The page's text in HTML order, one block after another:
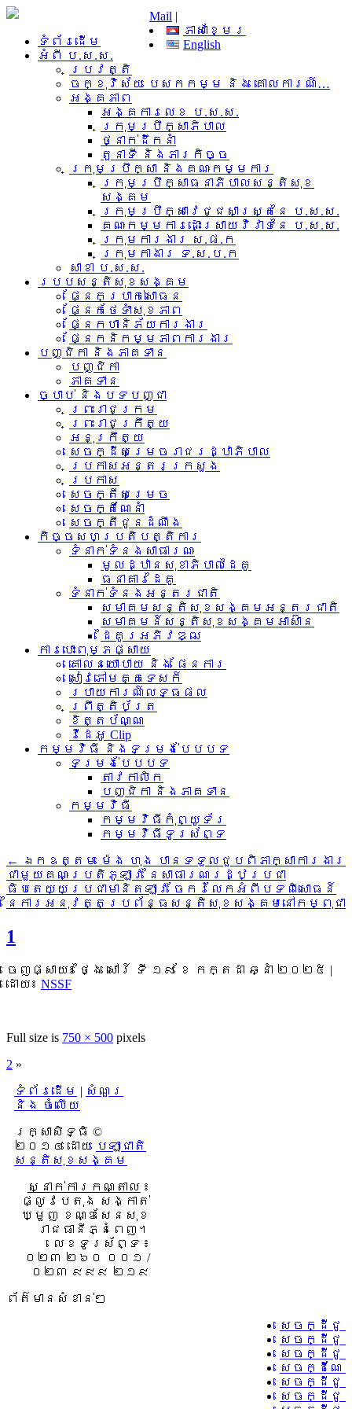
Mail |
ភាសាខ្មែរ
English
ទំព័រដើម
អំពី​ ប.ស.ស.
ប្រវត្តិ
ចក្ខុវិស័យ បេសកកម្ម និង គោលការណ៍…
អង្គភាព
អង្គការលេខ ប.ស.ស.
ក្រុមប្រឹក្សាភិបាល
ថ្នាក់ដឹកនាំ
តួនាទី និងភារកិច្ច
ក្រុមប្រឹក្សា និងគណៈកម្មការ
ក្រុមប្រឹក្សាធនាភិបាលសន្តិសុខ
សង្គម
ក្រុមប្រឹក្សាវេជ្ជសាស្រ្តនៃ ប.ស.ស.
គណៈកម្មការដោះស្រាយវិវាទនៃ ប.ស.ស.
ក្រុមការងារ​ ស.ផ.ក
ក្រុមកាងារ ទ.ស.ប.ក
សាខា ប.ស.ស.
របបសន្តិសុខសង្គម
ផ្នែកប្រាក់សោធន
ផ្នែកថែទាំសុខភាព
ផ្នែកហានិភ័យការងារ
ផ្នែកនិកម្មភាពការងារ
បញ្ជិកា និងភាគទាន
បញ្ជិកា
ភាគទាន
ច្បាប់ និងបទបញ្ជា
ព្រះរាជក្រម
ព្រះរាជក្រឹត្យ
អនុក្រឹត្យ
សេចក្ដីសម្រេចរាជរដ្ឋាភិបាល
ប្រកាសអន្តរក្រសួង
ប្រកាស
សេចក្តីសម្រេច
សេចក្តីណែនាំ
សេចក្តីជូនដំណឹង
កិច្ចសហប្រតិបត្តិការ
ទំនាក់ទំនង​សាធារណៈ
មូលដ្ឋានសុខាភិបាលដៃគូ
ធនាគារដៃគូ
ទំនាក់​ទំនង​អន្តរ​ជាតិ
សមាគមសន្តិសុខសង្គមអន្តរជាតិ
សមាគមន៍សន្តិសុខសង្គមអាស៊ាន​
ដៃគូរអភិវឌ្ឍ
ការបោះពុម្ភផ្សាយ
គោលនយោបាយ និង ផែនការ
សៀវភៅមគ្គទេសក៍
របាយការណ៍លទ្ធផល
ព្រឹត្តិប័ត្រ
ខិត្តប័ណ្ណ
វីដេអូ Clip
កម្មវិធី និងទម្រង់បែបបទ
ទម្រង់បែបបទ
តាវកាលិក
បញ្ជិកា និងភាគទាន
កម្មវិធី
កម្មវិធីកុំព្យូទ័រ
កម្មវិធីទូរស័ព្ទ
←
ឯកឧត្តម ម៉េង ហុង បានទទួលជួបពិភាក្សាការងារ
ជាមួយគណៈប្រតិភូឡាវ នៃសាធារណរដ្ឋប្រជា
ធិបតេយ្យប្រជាមានិតឡាវ ចែករំលែកអំពីបទពិសោធន៍
នៃការអនុវត្តប្រព័ន្ធសន្តិសុខសង្គមនៅកម្ពុជា
1
ចេញផ្សាយ៖ ថ្ងៃ សៅរ៍ ទី ១៩ ខែ កក្តដា ឆ្នាំ ២០២៥ |
ដោយ៖ NSSF
Full size is 750 × 500 pixels
2 »
ទំព័រដើម | សំណួរ
និង ចំលើយ
រក្សាសិទ្ធិ ©
២០១៤ ដោយ​ បេឡាជាតិ
សន្តិសុខសង្គម
ស្នាក់ការកណ្តាល ៖
ផ្លូវបេតុង សង្កាត់
ឃ្មួញ ខណ្ឌសែនសុខ
រាជធានីភ្នំពេញ។
លេខទូរស័ព្ទ ៖
០២៣ ២៦០ ០០១ /
០២៣ ៩៩៩ ២១៩
ព័ត៌មានសំខាន់ៗ
សេចក្ដីជូ
សេចក្ដីជូ
សេចក្ដីជូ
សេចក្ដីណ
សេចក្ដីជូ
សេចក្ដីជូ